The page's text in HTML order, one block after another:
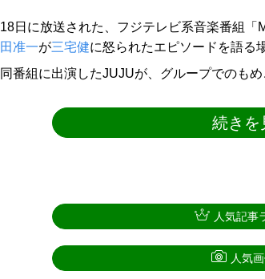
18日に放送された、フジテレビ系音楽番組「
田准一が三宅健に怒られたエピソードを語る
同番組に出演したJUJUが、グループでのも
続きを
人気記事
人気